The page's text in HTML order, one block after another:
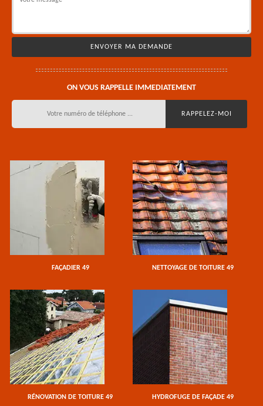
ON VOUS RAPPELLE IMMEDIATEMENT
FAÇADIER 49 NETTOYAGE DE TOITURE 49
RÉNOVATION DE TOITURE 49 HYDROFUGE DE FAÇADE 49